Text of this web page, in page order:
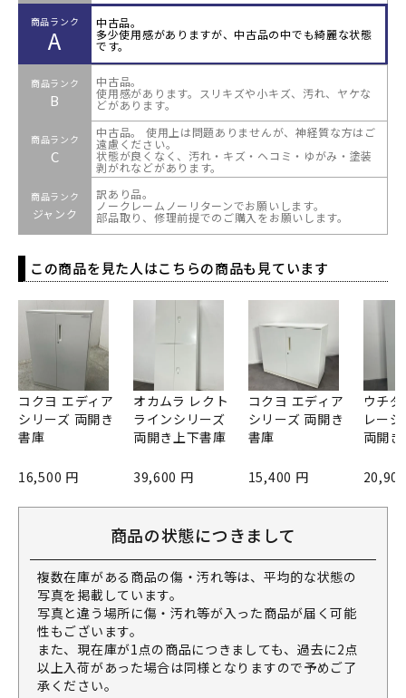
商品ランク
A
中古品。
多少使用感がありますが、中古品の中でも綺麗な状態
です。
商品ランク
B
中古品。
使用感があります。スリキズや小キズ、汚れ、ヤケな
どがあります。
商品ランク
C
中古品。 使用上は問題ありませんが、神経質な方はご
遠慮ください。
状態が良くなく、汚れ・キズ・ヘコミ・ゆがみ・塗装
剥がれなどがあります。
商品ランク
ジャンク
訳あり品。
ノークレームノーリターンでお願いします。
部品取り、修理前提でのご購入をお願いします。
この商品を見た人はこちらの商品も見ています
コクヨ エディア
シリーズ 両開き
書庫
16,500 円
オカムラ レクト
ラインシリーズ
両開き上下書庫
39,600 円
コクヨ エディア
シリーズ 両開き
書庫
15,400 円
ウチ
レー
両開
商品の状態につきまして
複数在庫がある商品の傷・汚れ等は、平均的な状態の
写真を掲載しています。
写真と違う場所に傷・汚れ等が入った商品が届く可能
性もございます。
また、現在庫が1点の商品につきましても、過去に2点
以上入荷があった場合は同様となりますので予めご了
承ください。